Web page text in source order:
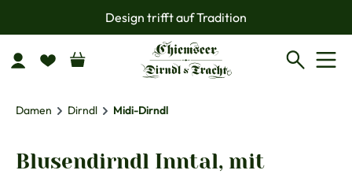
Zum Hauptinhalt springenDesign trifft auf Tradition
Damen Dirndl Midi-Dirndl
Blusendirndl Inntal, mit